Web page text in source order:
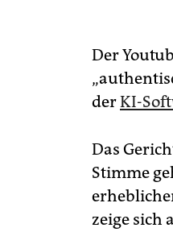
Der
derKI-
Das
Stimme
zeige sich